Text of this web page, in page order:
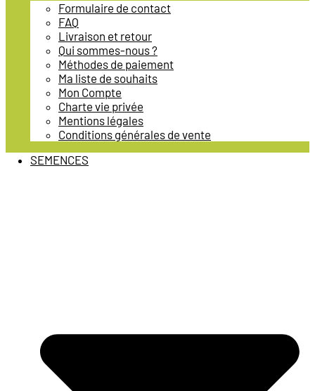
Formulaire de contact
FAQ
Livraison et retour
Qui sommes-nous ?
Méthodes de paiement
Ma liste de souhaits
Mon Compte
Charte vie privée
Mentions légales
Conditions générales de vente
SEMENCES